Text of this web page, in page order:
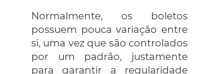
Normalmente, os boletos
possuem pouca variação entre
si, uma vez que são controlados
por um padrão, justamente
para garantir a regularidade